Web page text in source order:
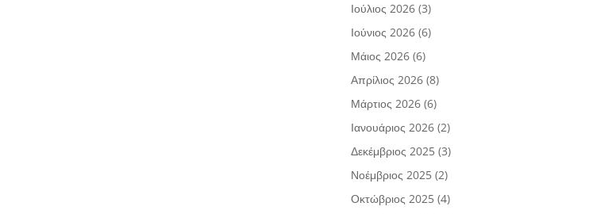
Ιούλιος 2026 (3)
Ιούνιος 2026 (6)
Μάιος 2026 (6)
Απρίλιος 2026 (8)
Μάρτιος 2026 (6)
Ιανουάριος 2026 (2)
Δεκέμβριος 2025 (3)
Νοέμβριος 2025 (2)
Οκτώβριος 2025 (4)